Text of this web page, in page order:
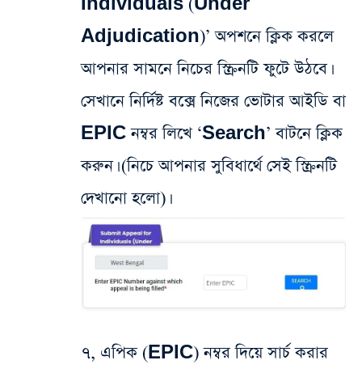
Adjudication)’ অপশনে ক্লিক করলে
আপনার সামনে নিচের স্ক্রিনটি ফুটে উঠবে।
সেখানে নির্দিষ্ট বক্সে নিজের ভোটার আইডি বা
EPIC নম্বর লিখে ‘Search’ বাটনে ক্লিক
করুন। (নিচে আপনার সুবিধার্থে সেই স্ক্রিনটি
দেখানো হলো)।
৭, এপিক (EPIC) নম্বর দিয়ে সার্চ করার